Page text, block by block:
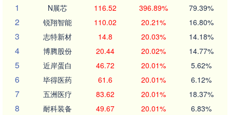
1
N展芯 116.52 396.89% 79.39%
2 锐翔智能 110.02 20.21% 16.80%
3 志特新材 14.8 20.03% 14.18%
4 博腾股份 20.44 20.02% 14.77%
5 近岸蛋白 46.72 20.01% 5.62%
6 毕得医药 61.6 20.01% 6.12%
7 五洲医疗 83.62 20.01% 18.37%
8 耐科装备 49.67 20.01% 6.83%